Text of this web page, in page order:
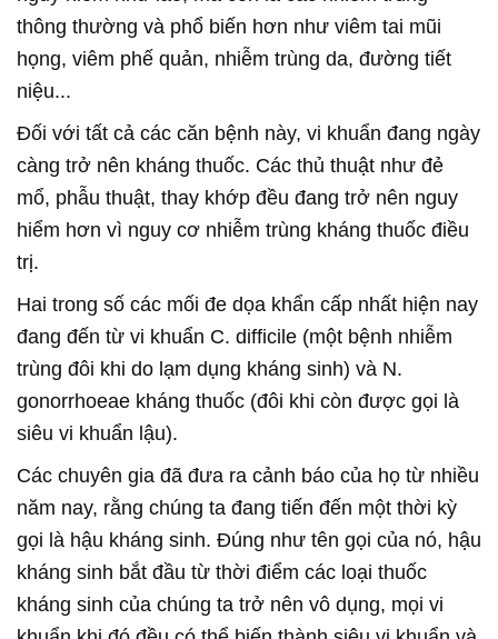
thông thường và phổ biến hơn như viêm tai mũi
họng, viêm phế quản, nhiễm trùng da, đường tiết
niệu...
Đối với tất cả các căn bệnh này, vi khuẩn đang ngày
càng trở nên kháng thuốc. Các thủ thuật như đẻ
mổ, phẫu thuật, thay khớp đều đang trở nên nguy
hiểm hơn vì nguy cơ nhiễm trùng kháng thuốc điều
trị.
Hai trong số các mối đe dọa khẩn cấp nhất hiện nay
đang đến từ vi khuẩn C. difficile (một bệnh nhiễm
trùng đôi khi do lạm dụng kháng sinh) và N.
gonorrhoeae kháng thuốc (đôi khi còn được gọi là
siêu vi khuẩn lậu).
Các chuyên gia đã đưa ra cảnh báo của họ từ nhiều
năm nay, rằng chúng ta đang tiến đến một thời kỳ
gọi là hậu kháng sinh. Đúng như tên gọi của nó, hậu
kháng sinh bắt đầu từ thời điểm các loại thuốc
kháng sinh của chúng ta trở nên vô dụng, mọi vi